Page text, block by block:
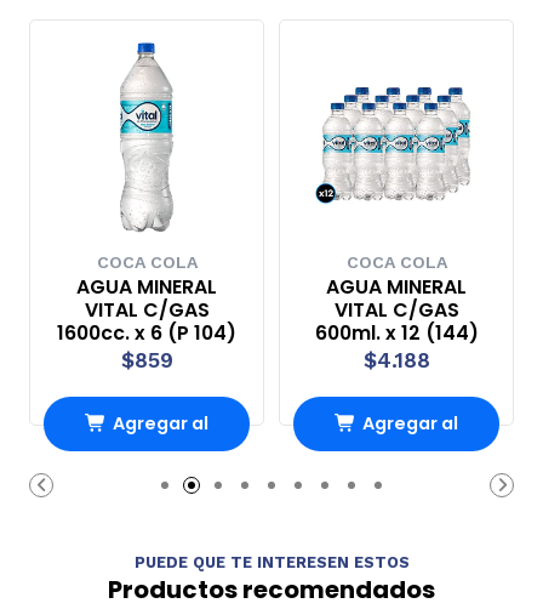
COCA COLA
AGUA MINERAL
VITAL C/GAS
1600cc. x 6 (P 104)
$859
Agregar al
Carro
COCA COLA
AGUA MINERAL
VITAL C/GAS
600ml. x 12 (144)
$4.188
Agregar al
Carro
PUEDE QUE TE INTERESEN ESTOS
Productos recomendados